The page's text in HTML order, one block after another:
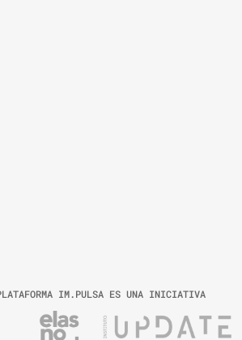
IM.PULSA ES UNA INICIATIVA